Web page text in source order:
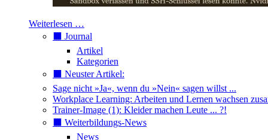
Weiterlesen …
⬛️ Journal
Artikel
Kategorien
⬛️ Neuster Artikel:
Sage nicht »Ja«, wenn du »Nein« sagen willst ...
Workplace Learning: Arbeiten und Lernen wachsen
Trainer-Image (1): Kleider machen Leute ... ?!
⬛️ Weiterbildungs-News
News